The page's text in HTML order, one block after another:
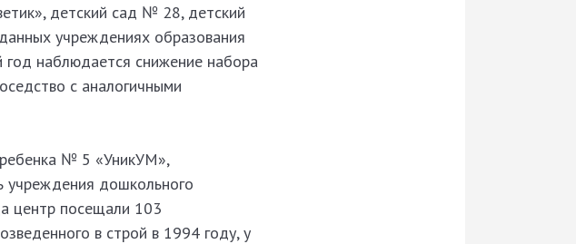
детский сад № 28, детский
учреждениях образования
наблюдается снижение набора
с аналогичными
№ 5 «УникУМ»,
учреждения дошкольного
центр посещали 103
в строй в 1994 году, у